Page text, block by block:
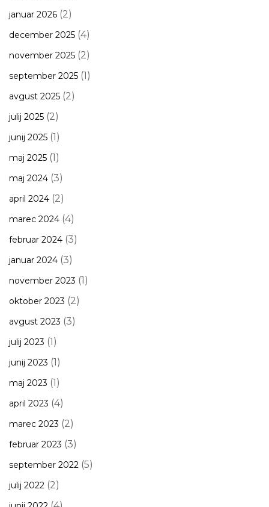
januar 2026 (2)
december 2025 (4)
november 2025 (2)
september 2025 (1)
avgust 2025 (2)
julij 2025 (2)
junij 2025 (1)
maj 2025 (1)
maj 2024 (3)
april 2024 (2)
marec 2024 (4)
februar 2024 (3)
januar 2024 (3)
november 2023 (1)
oktober 2023 (2)
avgust 2023 (3)
julij 2023 (1)
junij 2023 (1)
maj 2023 (1)
april 2023 (4)
marec 2023 (2)
februar 2023 (3)
september 2022 (5)
julij 2022 (2)